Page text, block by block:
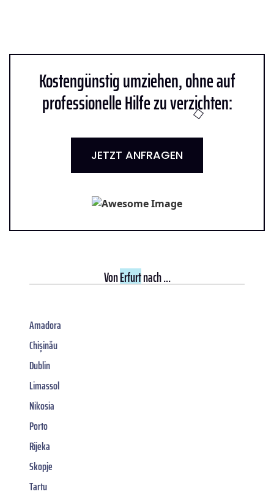
Kostengünstig umziehen, ohne auf
professionelle Hilfe zu verzichten:
JETZT ANFRAGEN
VonErfurtnach ...
Amadora
Chișinău
Dublin
Limassol
Nikosia
Porto
Rijeka
Skopje
Tartu